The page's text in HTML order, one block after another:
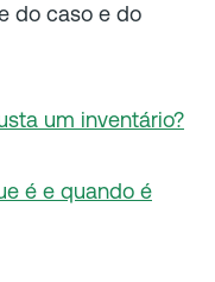
do caso e do
um inventário?
é e quando é